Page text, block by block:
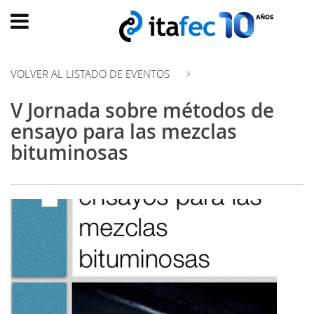
Main
INICIO
EVOLUCIÓN
EVENTOS
WATCH
PRODUMER
TRANSFORMACIÓN
CUSTOMER
VOLVER AL LISTADO DE EVENTOS
V Jornada sobre métodos de
ensayo para las mezclas
bituminosas